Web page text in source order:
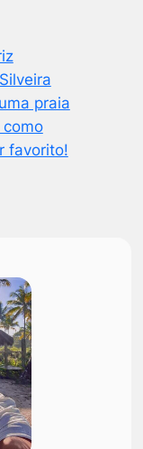
praia
como
favorito!